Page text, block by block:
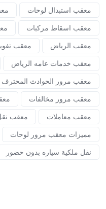
معقب استبدال لوحات
معقب اسقاط مركبات
معقب الرياض
معقب
معقب خدمات عامه الرياض
معقب مرور الحوادث المحترف
معقب مرور مخالفات
معقب معاملات
معقب
مميزات معقب مرور لوحات
نقل ملكية سياره بدون حضور